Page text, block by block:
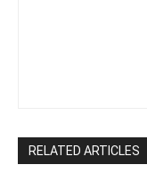
RELATED ARTICLES